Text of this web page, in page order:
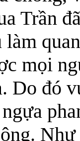
Trần
làm
mọi
Do đó